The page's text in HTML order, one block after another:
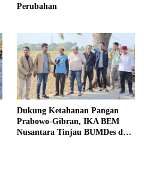
Perubahan
Dukung Ketahanan Pangan
Prabowo-Gibran, IKA BEM
Nusantara Tinjau BUMDes dan